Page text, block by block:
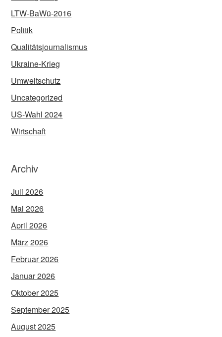
LTW-BaWü-2016
Politik
Qualitätsjournalismus
Ukraine-Krieg
Umweltschutz
Uncategorized
US-Wahl 2024
Wirtschaft
Archiv
Juli 2026
Mai 2026
April 2026
März 2026
Februar 2026
Januar 2026
Oktober 2025
September 2025
August 2025